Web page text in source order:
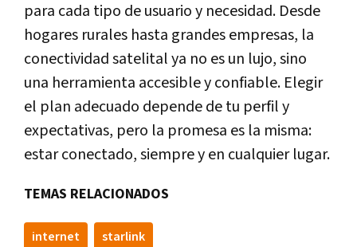
para cada tipo de usuario y necesidad. Desde
hogares rurales hasta grandes empresas, la
conectividad satelital ya no es un lujo, sino
una herramienta accesible y confiable. Elegir
el plan adecuado depende de tu perfil y
expectativas, pero la promesa es la misma:
estar conectado, siempre y en cualquier lugar.
TEMAS RELACIONADOS
internet starlink